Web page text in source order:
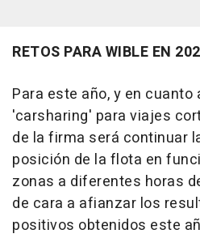
RETOS PARA WIBLE EN
Para este año, y en cuanto
'carsharing' para viajes
de la firma será continuar
posición de la flota en
zonas a diferentes horas
de cara a afianzar los
positivos obtenidos este